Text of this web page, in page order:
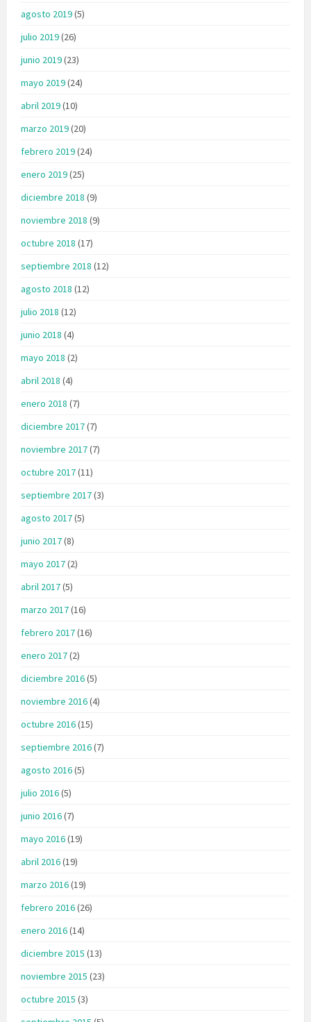
agosto 2019(5)
julio 2019(26)
junio 2019(23)
mayo 2019(24)
abril 2019(10)
marzo 2019(20)
febrero 2019(24)
enero 2019(25)
diciembre 2018 (9)
noviembre 2018 (9)
octubre 2018 (17)
septiembre 2018 (12)
agosto 2018 (12)
julio 2018 (12)
junio 2018 (4)
mayo 2018 (2)
abril 2018 (4)
enero 2018 (7)
diciembre 2017(7)
noviembre 2017(7)
octubre 2017(11)
septiembre 2017(3)
agosto 2017(5)
junio 2017(8)
mayo 2017(2)
abril 2017(5)
marzo 2017(16)
febrero 2017(16)
enero 2017(2)
diciembre 2016(5)
noviembre 2016(4)
octubre 2016(15)
septiembre 2016(7)
agosto 2016(5)
julio 2016(5)
junio 2016(7)
mayo 2016(19)
abril 2016(19)
marzo 2016(19)
febrero 2016(26)
enero 2016(14)
diciembre 2015 (13)
noviembre 2015 (23)
octubre 2015 (3)